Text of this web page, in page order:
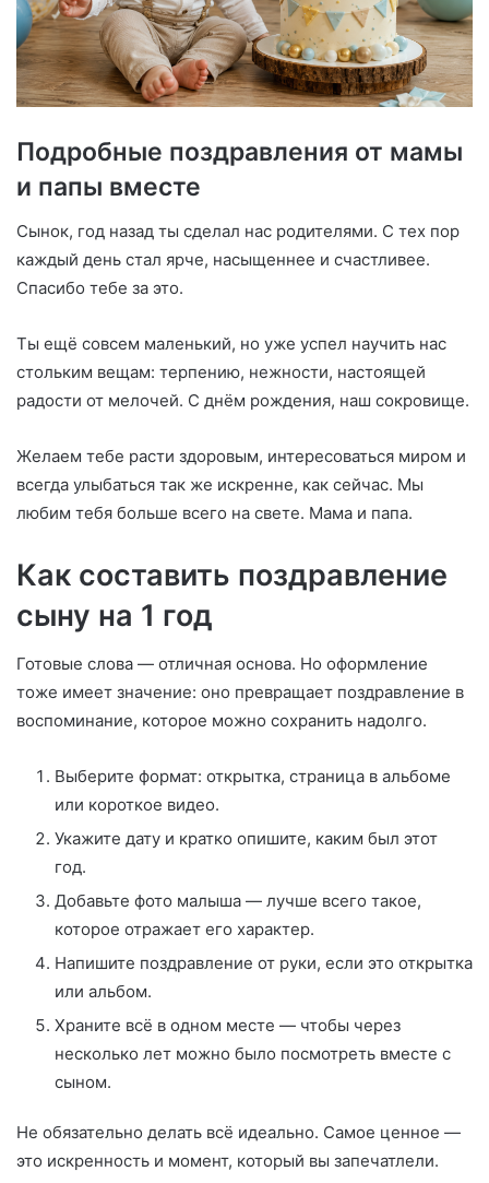
Подробные поздравления от мамы
и папы вместе
Сынок, год назад ты сделал нас родителями. С тех пор
каждый день стал ярче, насыщеннее и счастливее.
Спасибо тебе за это.
Ты ещё совсем маленький, но уже успел научить нас
стольким вещам: терпению, нежности, настоящей
радости от мелочей. С днём рождения, наш сокровище.
Желаем тебе расти здоровым, интересоваться миром и
всегда улыбаться так же искренне, как сейчас. Мы
любим тебя больше всего на свете. Мама и папа.
Как составить поздравление
сыну на 1 год
Готовые слова — отличная основа. Но оформление
тоже имеет значение: оно превращает поздравление в
воспоминание, которое можно сохранить надолго.
Выберите формат: открытка, страница в альбоме
или короткое видео.
Укажите дату и кратко опишите, каким был этот
год.
Добавьте фото малыша — лучше всего такое,
которое отражает его характер.
Напишите поздравление от руки, если это открытка
или альбом.
Храните всё в одном месте — чтобы через
несколько лет можно было посмотреть вместе с
сыном.
Не обязательно делать всё идеально. Самое ценное —
это искренность и момент, который вы запечатлели.